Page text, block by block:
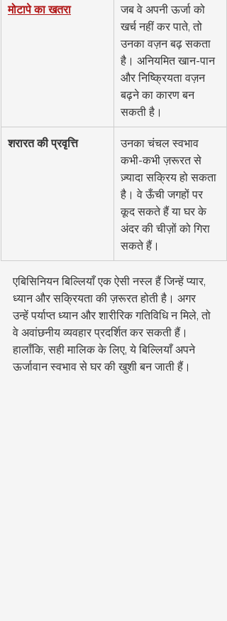
मोटापे का खतरा
जब वे अपनी ऊर्जा को
खर्च नहीं कर पाते, तो
उनका वज़न बढ़ सकता
है। अनियमित खान-पान
और निष्क्रियता वज़न
बढ़ने का कारण बन
सकती है।
शरारत की प्रवृत्ति
उनका चंचल स्वभाव
कभी-कभी ज़रूरत से
ज़्यादा सक्रिय हो सकता
है। वे ऊँची जगहों पर
कूद सकते हैं या घर के
अंदर की चीज़ों को गिरा
सकते हैं।
एबिसिनियन बिल्लियाँ एक ऐसी नस्ल हैं जिन्हें प्यार,
ध्यान और सक्रियता की ज़रूरत होती है। अगर
उन्हें पर्याप्त ध्यान और शारीरिक गतिविधि न मिले, तो
वे अवांछनीय व्यवहार प्रदर्शित कर सकती हैं।
हालाँकि, सही मालिक के लिए, ये बिल्लियाँ अपने
ऊर्जावान स्वभाव से घर की खुशी बन जाती हैं।